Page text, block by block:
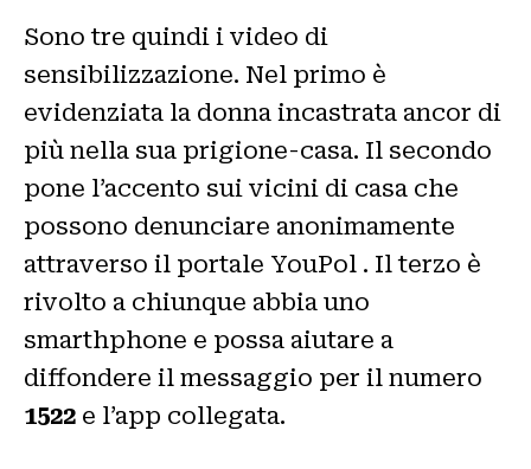
Sono tre quindi i video di
sensibilizzazione. Nel primo è
evidenziata la donna incastrata ancor di
più nella sua prigione-casa. Il secondo
pone l’accento sui vicini di casa che
possono denunciare anonimamente
attraverso il portale YouPol . Il terzo è
rivolto a chiunque abbia uno
smarthphone e possa aiutare a
diffondere il messaggio per il numero
1522 e l’app collegata.